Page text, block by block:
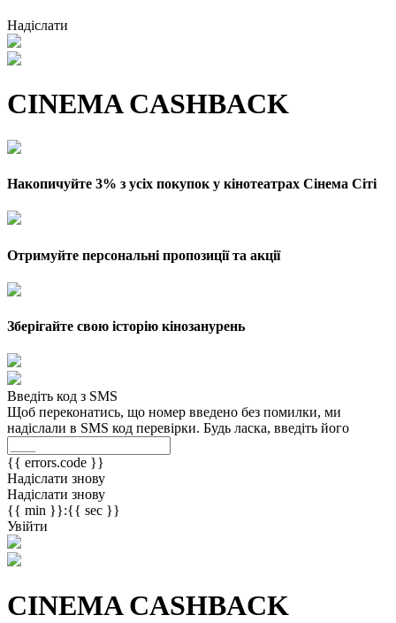
Надіслати
CINEMA CASHBACK
Накопичуйте 3% з усіх покупок у кінотеатрах Сінема Сіті
Отримуйте персональні пропозиції та акції
Зберігайте свою історію кінозанурень
Введіть код з SMS
Щоб переконатись, що номер введено без помилки, ми
надіслали в SMS код перевірки. Будь ласка, введіть його
{{ errors.code }}
Надіслати знову
Надіслати знову
{{ min }}:{{ sec }}
Увійти
CINEMA CASHBACK